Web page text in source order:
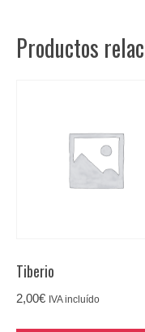
Productos
Tiberio
2,00€ IVA incluído